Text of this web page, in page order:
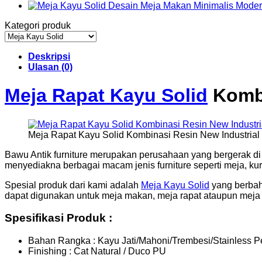
Kategori produk
Deskripsi
Ulasan (0)
Meja Rapat Kayu Solid
Meja Rapat Kayu Solid Kombinasi Resin New
Bawu Antik furniture merupakan perusahaan yang bergerak
menyediakna berbagai macam jenis furniture seperti meja,
Spesial produk dari kami adalah Meja Kayu Solid yang
dapat digunakan untuk meja makan, meja rapat ataupun
Spesifikasi Produk :
Bahan Rangka : Kayu Jati/Mahoni/Trembesi/Stainless
Finishing : Cat Natural / Duco PU